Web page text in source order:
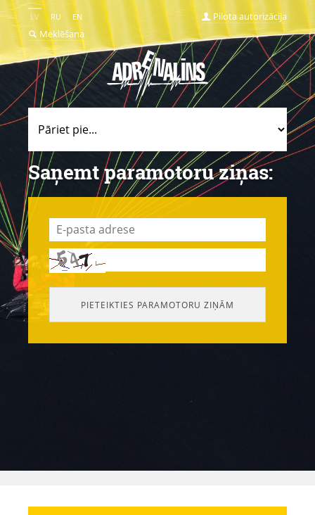
LV RU EN
Meklēšana
Pilota autorizācija
Saņemt paramotoru ziņas: